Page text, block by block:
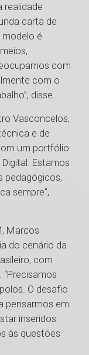
realidade
carta de
modelo é
com
com o
disse.
Vasconcelos,
e de
um portfólio
Estamos
pedagógicos,
sempre”,
Marcos
do cenário da
com
O desafio
pensarmos em
inseridos
às questões